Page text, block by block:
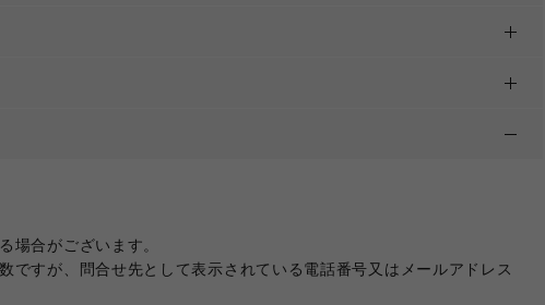
場合がございます。
ですが、問合せ先として表示されている電話番号又はメールアドレス